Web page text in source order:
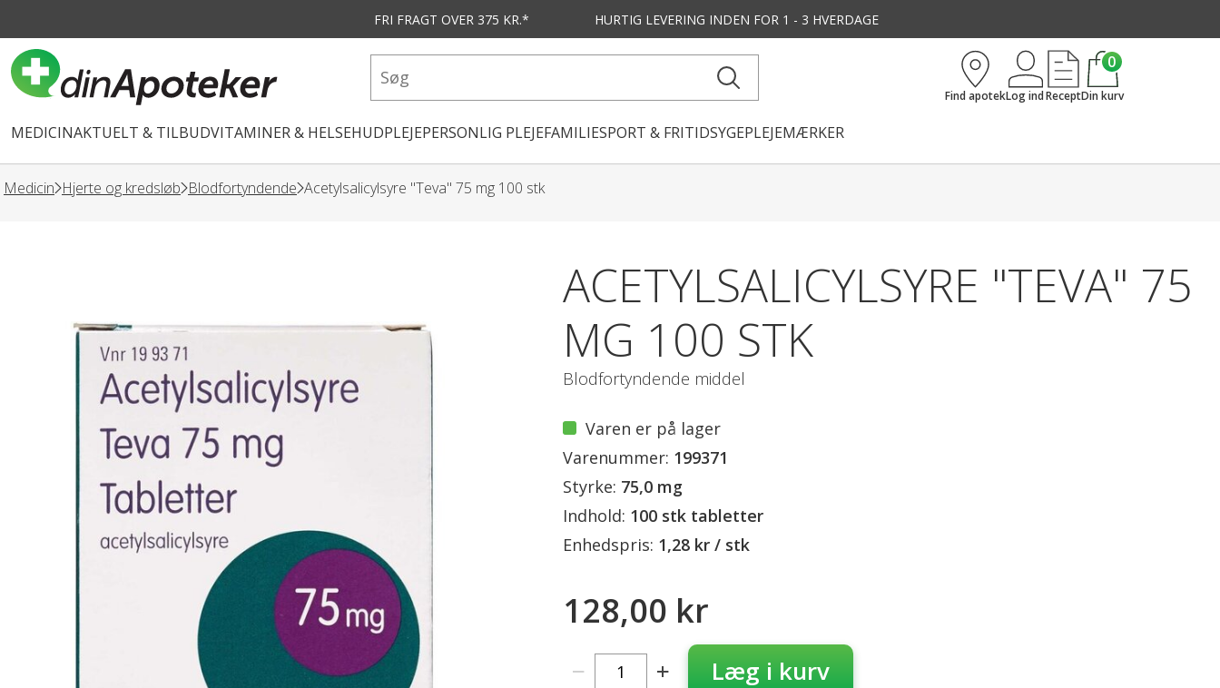
FRI FRAGT OVER 375 KR.* HURTIG LEVERING INDEN FOR 1 - 3 HVERDAGE
MEDICINAKTUELT & TILBUDVITAMINER & HELSEHUDPLEJEPERSONLIG PLEJEFAMILIESPORT & FRITIDSYGEPLEJEMÆRKER
Find apotekLog indRecept
0
Din kurv
Medicin Hjerte og kredsløb Blodfortyndende Acetylsalicylsyre "Teva" 75 mg 100 stk
ACETYLSALICYLSYRE "TEVA" 75
MG 100 STK
Blodfortyndende middel
Varen er på lager
Varenummer: 199371
Styrke: 75,0 mg
Indhold: 100 stk tabletter
Enhedspris: 1,28 kr / stk
128,00 kr
Læg i kurv